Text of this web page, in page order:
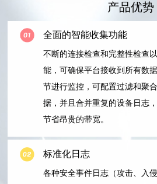
产品优势
全面的智能收集功能
不断的连接检查和完整性检查
能，可确保平台接收到所有数
节进行监控，可配置过滤和聚
据，并且合并重复的设备日志
节省昂贵的带宽。
标准化日志
各种安全事件日志（攻击、入